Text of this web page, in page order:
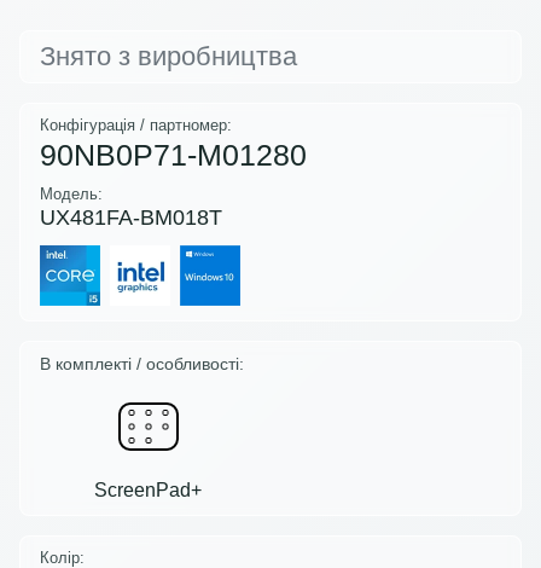
Знято з виробництва
Конфігурація / партномер:
90NB0P71-M01280
Модель:
UX481FA-BM018T
В комплекті / особливості:
ScreenPad+
Колір: